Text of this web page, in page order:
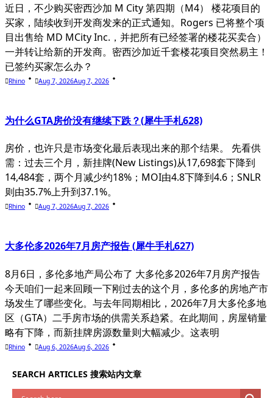
近日，不少购买密西沙加 M City 第四期（M4） 楼花项目的
买家，陆续收到开发商发来的正式通知。Rogers 已将整个项
目出售给 MD MCity Inc.，并把所有已经签署的楼花买卖合）
一并转让给新的开发商。密西沙加近千套楼花项目突然易主！
已签约买家怎么办？
Rhino Aug 7, 2026Aug 7, 2026
为什么GTA房价没有继续下跌？(犀牛手札628)
房价，也许只是市场变化最后表现出来的那个结果。 先看供
需：过去三个月，新挂牌(New Listings)从17,698套下降到
14,484套，两个月减少约18%；MOI由4.8下降到4.6；SNLR
则由35.7%上升到37.1%。
Rhino Aug 7, 2026Aug 7, 2026
大多伦多2026年7月房产报告 (犀牛手札627)
8月6日，多伦多地产局公布了 大多伦多2026年7月房产报告
今天咱们一起来回顾一下刚过去的这个月，多伦多的房地产市
场发生了哪些变化。与去年同期相比，2026年7月大多伦多地
区（GTA）二手房市场的供需关系趋紧。在此期间，房屋销量
略有下降，而新挂牌房源数量则大幅减少。这表明
Rhino Aug 6, 2026Aug 6, 2026
SEARCH ARTICLES 搜索站内文章